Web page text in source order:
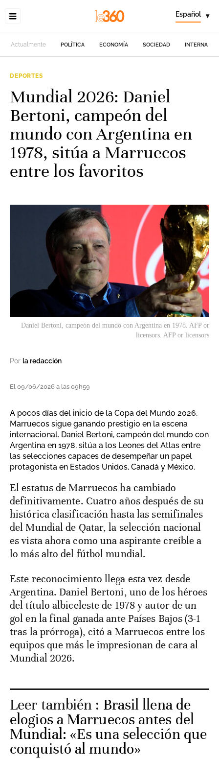
Español ▾
Actualmente POLÍTICA ECONOMÍA SOCIEDAD
DEPORTES
Mundial 2026: Daniel
Bertoni, campeón del
mundo con Argentina en
1978, sitúa a Marruecos
entre los favoritos
Daniel Bertoni, campeón del mundo con Argentina en 1978. AFP or
licensors. AFP or licensors
Por la redacción
El 09/06/2026 a las 09h59
A pocos días del inicio de la Copa del Mundo 2026,
Marruecos sigue ganando prestigio en la escena
internacional. Daniel Bertoni, campeón del mundo con
Argentina en 1978, sitúa a los Leones del Atlas entre
las selecciones capaces de desempeñar un papel
protagonista en Estados Unidos, Canadá y México.
El estatus de Marruecos ha cambiado
definitivamente. Cuatro años después de su
histórica clasificación hasta las semifinales
del Mundial de Qatar, la selección nacional
es vista ahora como una aspirante creíble a
lo más alto del fútbol mundial.
Este reconocimiento llega esta vez desde
Argentina. Daniel Bertoni, uno de los héroes
del título albiceleste de 1978 y autor de un
gol en la final ganada ante Países Bajos (3-1
tras la prórroga), citó a Marruecos entre los
equipos que más le impresionan de cara al
Mundial 2026.
Leer también : Brasil llena de
elogios a Marruecos antes del
Mundial: «Es una selección que
conquistó al mundo»